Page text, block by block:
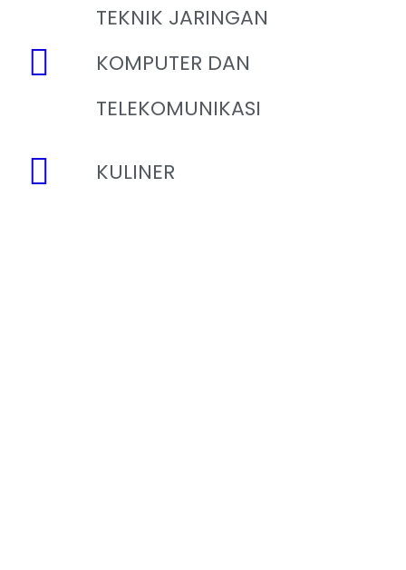
TEKNIK JARINGAN
KOMPUTER DAN
TELEKOMUNIKASI
KULINER